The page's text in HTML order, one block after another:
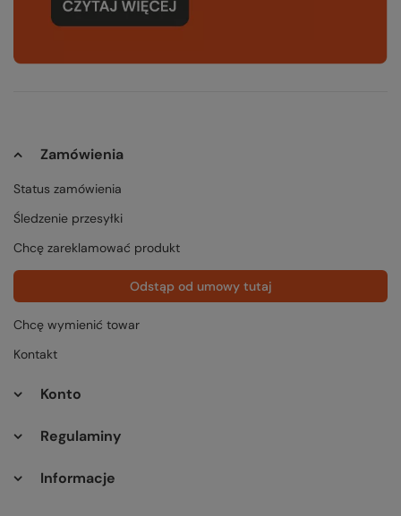
Zamówienia
Status zamówienia
Śledzenie przesyłki
Chcę zareklamować produkt
Odstąp od umowy tutaj
Chcę wymienić towar
Kontakt
Konto
Regulaminy
Informacje